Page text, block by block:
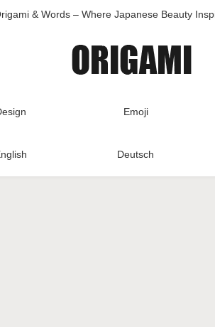
& Words – Where Japanese Beauty
Emoji
Deutsch